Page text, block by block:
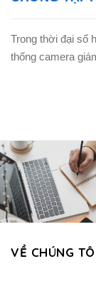
Trong thời đại số
thống camera
VỀ CHÚNG